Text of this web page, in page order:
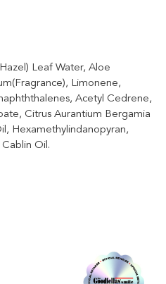
Leaf Water, Aloe
Limonene,
Acetyl Cedrene,
Citrus Aurantium Bergamia
Hexamethylindanopyran,
Oil.